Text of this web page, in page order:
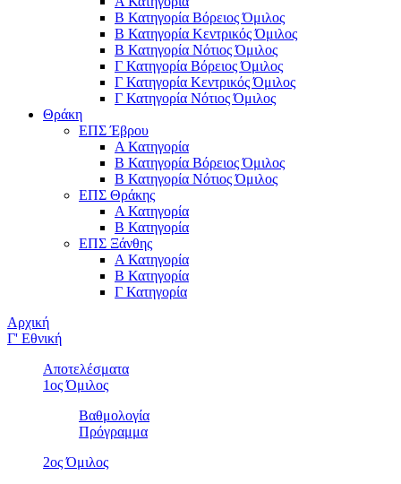
Β Κατηγορία Βόρειος Όμιλος
Β Κατηγορία Κεντρικός Όμιλος
Β Κατηγορία Νότιος Όμιλος
Γ Κατηγορία Βόρειος Όμιλος
Γ Κατηγορία Κεντρικός Όμιλος
Γ Κατηγορία Νότιος Όμιλος
Θράκη
ΕΠΣ Έβρου
Α Κατηγορία
Β Κατηγορία Βόρειος Όμιλος
Β Κατηγορία Νότιος Όμιλος
ΕΠΣ Θράκης
Α Κατηγορία
Β Κατηγορία
ΕΠΣ Ξάνθης
Α Κατηγορία
Β Κατηγορία
Γ Κατηγορία
Αρχική
Γ' Εθνική
Αποτελέσματα
1ος Όμιλος
Βαθμολογία
Πρόγραμμα
2ος Όμιλος